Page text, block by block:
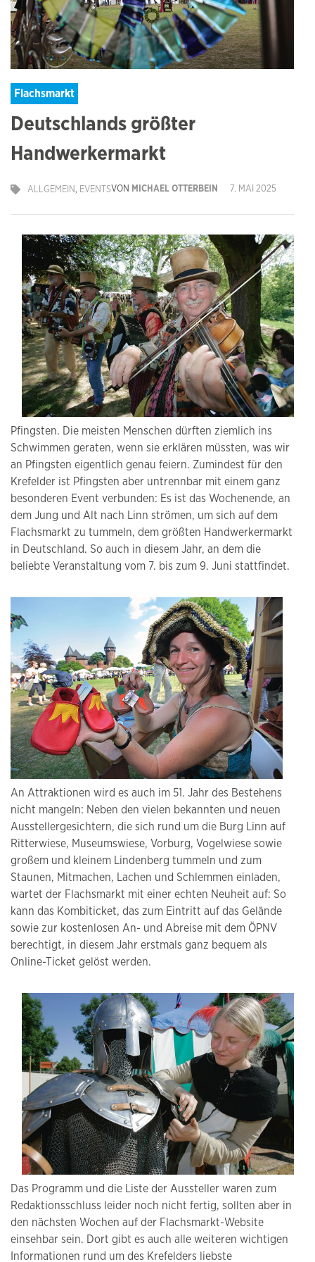
Flachsmarkt
Deutschlands größter
Handwerkermarkt
VON MICHAEL OTTERBEIN 7. MAI 2025
ALLGEMEIN, EVENTS
Pfingsten. Die meisten Menschen dürften ziemlich ins
Schwimmen geraten, wenn sie erklären müssten, was wir
an Pfingsten eigentlich genau feiern. Zumindest für den
Krefelder ist Pfingsten aber untrennbar mit einem ganz
besonderen Event verbunden: Es ist das Wochenende, an
dem Jung und Alt nach Linn strömen, um sich auf dem
Flachsmarkt zu tummeln, dem größten Handwerkermarkt
in Deutschland. So auch in diesem Jahr, an dem die
beliebte Veranstaltung vom 7. bis zum 9. Juni stattfindet.
An Attraktionen wird es auch im 51. Jahr des Bestehens
nicht mangeln: Neben den vielen bekannten und neuen
Ausstellergesichtern, die sich rund um die Burg Linn auf
Ritterwiese, Museumswiese, Vorburg, Vogelwiese sowie
großem und kleinem Lindenberg tummeln und zum
Staunen, Mitmachen, Lachen und Schlemmen einladen,
wartet der Flachsmarkt mit einer echten Neuheit auf: So
kann das Kombiticket, das zum Eintritt auf das Gelände
sowie zur kostenlosen An- und Abreise mit dem ÖPNV
berechtigt, in diesem Jahr erstmals ganz bequem als
Online-Ticket gelöst werden.
Das Programm und die Liste der Aussteller waren zum
Redaktionsschluss leider noch nicht fertig, sollten aber in
den nächsten Wochen auf der Flachsmarkt-Website
einsehbar sein. Dort gibt es auch alle weiteren wichtigen
Informationen rund um des Krefelders liebste